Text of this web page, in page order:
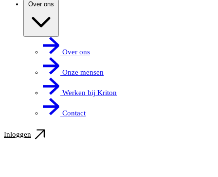
Over ons
Over ons
Onze mensen
Werken bij Kriton
Contact
Inloggen